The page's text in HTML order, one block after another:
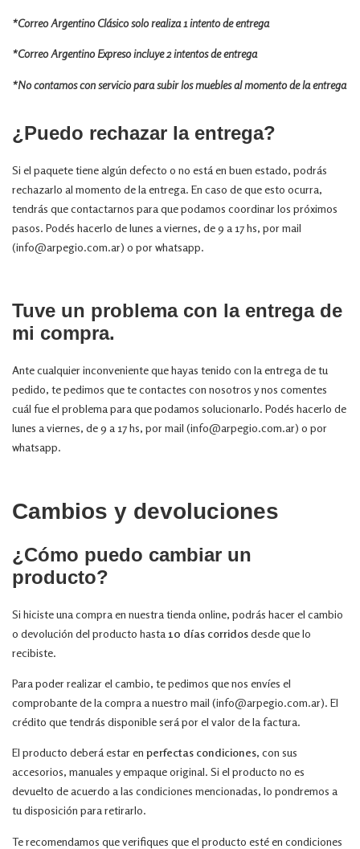
*Correo Argentino Clásico solo realiza 1 intento de entrega
*Correo Argentino Expreso incluye 2 intentos de entrega
*No contamos con servicio para subir los muebles al momento de la entrega
¿Puedo rechazar la entrega?
Si el paquete tiene algún defecto o no está en buen estado, podrás
rechazarlo al momento de la entrega. En caso de que esto ocurra,
tendrás que contactarnos para que podamos coordinar los próximos
pasos. Podés hacerlo de lunes a viernes, de 9 a 17 hs, por mail
(info@arpegio.com.ar) o porwhatsapp.
Tuve un problema con la entrega de
mi compra.
Ante cualquier inconveniente que hayas tenido con la entrega de tu
pedido, te pedimos que te contactes con nosotros y nos comentes
cuál fue el problema para que podamos solucionarlo. Podés hacerlo de
lunes a viernes, de 9 a 17 hs, por mail (info@arpegio.com.ar) o por
whatsapp.
Cambios y devoluciones
¿Cómo puedo cambiar un
producto?
Si hiciste una compra en nuestra tienda online, podrás hacer el cambio
o devolución del producto hasta 10 días corridosdesde que lo
recibiste.
Para poder realizar el cambio, te pedimos que nos envíes el
comprobante de la compra a nuestro mail (info@arpegio.com.ar). El
crédito que tendrás disponible será por el valor de la factura.
El producto deberá estar en perfectas condiciones, con sus
accesorios, manuales y empaque original. Si el producto no es
devuelto de acuerdo a las condiciones mencionadas, lo pondremos a
tu disposición para retirarlo.
Te recomendamos que verifiques que el producto esté en condiciones